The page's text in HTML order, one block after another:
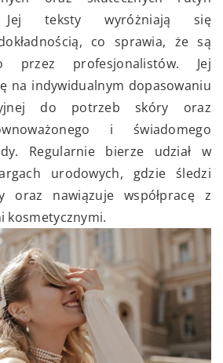
Jej teksty wyróżniają się
co sprawia, że są
przez profesjonalistów. Jej
na indywidualnym dopasowaniu
do potrzeb skóry oraz
i świadomego
Regularnie bierze udział w
urodowych, gdzie śledzi
oraz nawiązuje współpracę z
kosmetycznymi.